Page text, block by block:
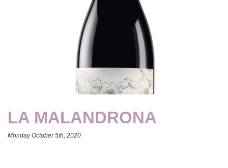
LA MALANDRONA
Monday October 5th, 2020